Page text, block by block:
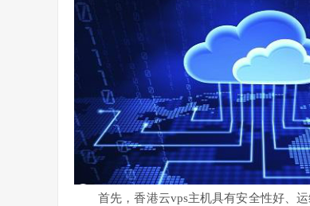
首先，香港云vps主机具有安全性好、